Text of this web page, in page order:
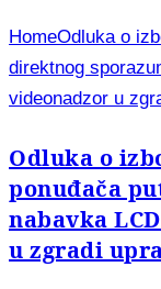
HomeOdluka o
direktnog
videonadzor u
Odluka o
ponuđača
nabavka
u zgradi